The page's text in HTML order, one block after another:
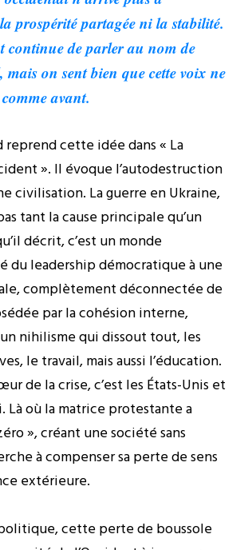
prospérité partagée ni la stabilité.
continue de parler au nom de
mais on sent bien que cette voix ne
avant.
reprend cette idée dans« La
». Il évoque l’autodestruction
civilisation. La guerre en Ukraine,
tant la cause principale qu’un
décrit, c’est un monde
du leadership démocratique à une
complètement déconnectée de
par la cohésion interne,
nihilisme qui dissout tout, les
le travail, mais aussi l’éducation.
de la crise, c’est les États-Unis et
Là où la matrice protestante a
», créant une société sans
à compenser sa perte de sens
extérieure.
cette perte de boussole